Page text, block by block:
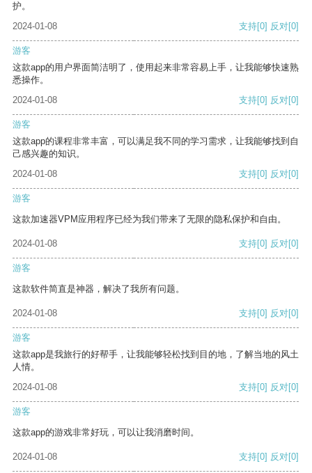
护。
2024-01-08
支持[0] 反对[0]
游客
这款app的用户界面简洁明了，使用起来非常容易上手，让我能够快速熟
悉操作。
2024-01-08
支持[0] 反对[0]
游客
这款app的课程非常丰富，可以满足我不同的学习需求，让我能够找到自
己感兴趣的知识。
2024-01-08
支持[0] 反对[0]
游客
这款加速器VPM应用程序已经为我们带来了无限的隐私保护和自由。
2024-01-08 支持[0] 反对[0]
游客
这款软件简直是神器，解决了我所有问题。
2024-01-08 支持[0] 反对[0]
游客
这款app是我旅行的好帮手，让我能够轻松找到目的地，了解当地的风土
人情。
2024-01-08
支持[0] 反对[0]
游客
这款app的游戏非常好玩，可以让我消磨时间。
2024-01-08 支持[0] 反对[0]